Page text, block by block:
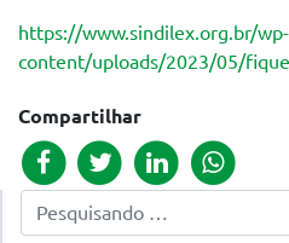
https://www.sindilex.org.br/wp-
content/uploads/2023/05/
Compartilhar
Pesquisar